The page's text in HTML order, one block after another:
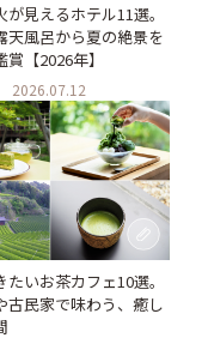
見えるホテル11選。
天風呂から夏の絶景を
【2026年】
2026.07.12
いお茶カフェ10選。
古民家で味わう、癒し